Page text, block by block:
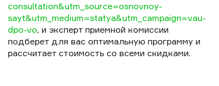
consultation&utm_source=osnovnoy-
sayt&utm_medium=statya&utm_campaign=vau-
dpo-vo, и эксперт приемной комиссии
подберет для вас оптимальную программу и
рассчитает стоимость со всеми скидками.